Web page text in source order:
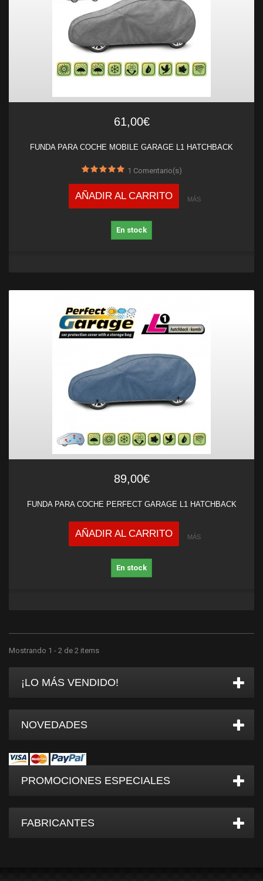
61,00€
FUNDA PARA COCHE MOBILE GARAGE L1 HATCHBACK
1 Comentario(s)
AÑADIR AL CARRITO MÁS
En stock
89,00€
FUNDA PARA COCHE PERFECT GARAGE L1 HATCHBACK
AÑADIR AL CARRITO MÁS
En stock
Mostrando 1 - 2 de 2 items
¡LO MÁS VENDIDO!
NOVEDADES
PROMOCIONES ESPECIALES
FABRICANTES